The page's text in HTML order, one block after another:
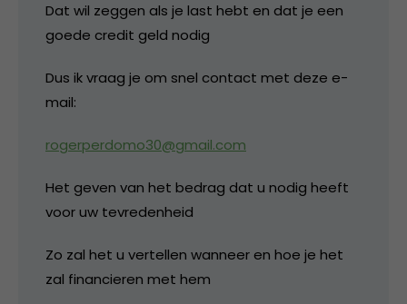
Dat wil zeggen als je last hebt en dat je een
goede credit geld nodig
Dus ik vraag je om snel contact met deze e-
mail:
rogerperdomo30@gmail.com
Het geven van het bedrag dat u nodig heeft
voor uw tevredenheid
Zo zal het u vertellen wanneer en hoe je het
zal financieren met hem